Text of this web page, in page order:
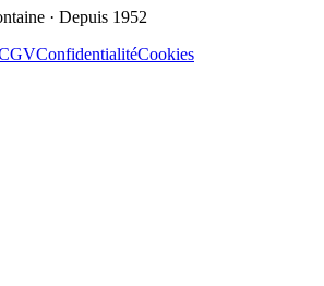
· Depuis 1952
ConfidentialitéCookies